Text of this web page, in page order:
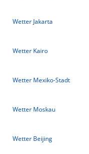
Wetter Jakarta
Wetter Kairo
Wetter Mexiko-Stadt
Wetter Moskau
Wetter Beijing